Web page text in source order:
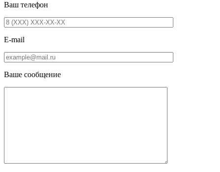
Ваш телефон
E-mail
Ваше сообщение